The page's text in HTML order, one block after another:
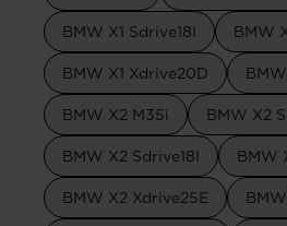
BMW X1 Sdrive18I BMW
BMW X1 Xdrive20D
BMW X2 M35i BMW X2
BMW X2 Sdrive18I BMW
BMW X2 Xdrive25E